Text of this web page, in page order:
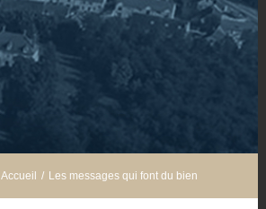
Accueil / Les messages qui font du bien